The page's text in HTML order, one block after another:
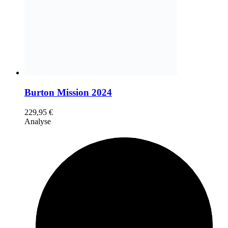
Burton Mission 2024
229,95 €
Analyse